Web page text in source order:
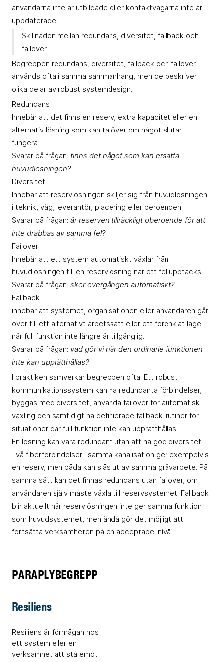
användarna inte är utbildade eller kontaktvägarna inte är
uppdaterade.
Skillnaden mellan redundans, diversitet, fallback och
failover
Begreppen redundans, diversitet, fallback och failover
används ofta i samma sammanhang, men de beskriver
olika delar av robust systemdesign.
Redundans
Innebär att det finns en reserv, extra kapacitet eller en
alternativ lösning som kan ta över om något slutar
fungera.
Svarar på frågan: finns det något som kan ersätta
huvudlösningen?
Diversitet
Innebär att reservlösningen skiljer sig från huvudlösningen
i teknik, väg, leverantör, placering eller beroenden.
Svarar på frågan: är reserven tillräckligt oberoende för att
inte drabbas av samma fel?
Failover
Innebär att ett system automatiskt växlar från
huvudlösningen till en reservlösning när ett fel upptäcks.
Svarar på frågan: sker övergången automatiskt?
Fallback
innebär att systemet, organisationen eller användaren går
över till ett alternativt arbetssätt eller ett förenklat läge
när full funktion inte längre är tillgänglig.
Svarar på frågan: vad gör vi när den ordinarie funktionen
inte kan upprätthållas?
I praktiken samverkar begreppen ofta. Ett robust
kommunikationssystem kan ha redundanta förbindelser,
byggas med diversitet, använda failover för automatisk
växling och samtidigt ha definierade fallback-rutiner för
situationer där full funktion inte kan upprätthållas.
En lösning kan vara redundant utan att ha god diversitet.
Två fiberförbindelser i samma kanalisation ger exempelvis
en reserv, men båda kan slås ut av samma grävarbete. På
samma sätt kan det finnas redundans utan failover, om
användaren själv måste växla till reservsystemet. Fallback
blir aktuellt när reservlösningen inte ger samma funktion
som huvudsystemet, men ändå gör det möjligt att
fortsätta verksamheten på en acceptabel nivå.
PARAPLYBEGREPP
Resiliens
Resiliens är förmågan hos
ett system eller en
verksamhet att stå emot